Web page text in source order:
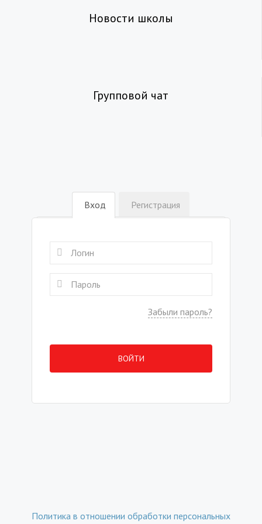
Новости школы
Групповой чат
Вход Регистрация
Забыли пароль?
ВОЙТИ
Политика в отношении обработки персональных